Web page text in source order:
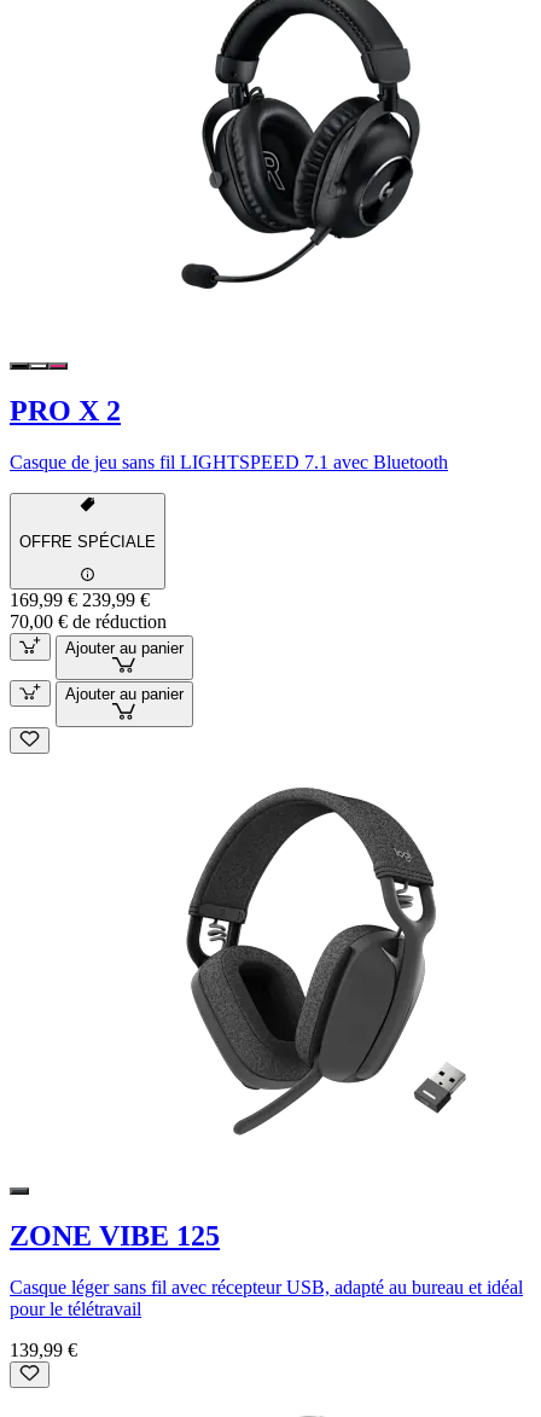
PRO X 2
Casque de jeu sans fil LIGHTSPEED 7.1 avec Bluetooth
OFFRE SPÉCIALE
169,99 € 239,99 €
70,00 € de réduction
Ajouter au panier
Ajouter au panier
ZONE VIBE 125
Casque léger sans fil avec récepteur USB, adapté au bureau et idéal
pour le télétravail
139,99 €